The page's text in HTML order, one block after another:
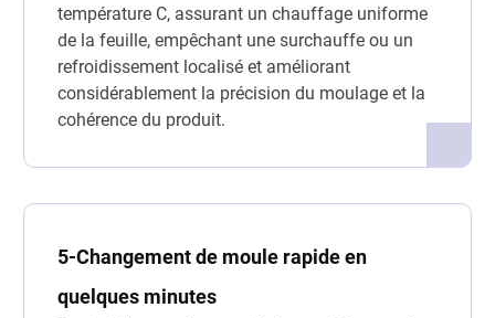
température C, assurant un chauffage uniforme
de la feuille, empêchant une surchauffe ou un
refroidissement localisé et améliorant
considérablement la précision du moulage et la
cohérence du produit.
5-Changement de moule rapide en
quelques minutes